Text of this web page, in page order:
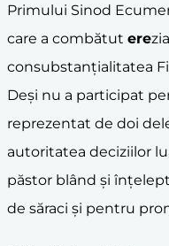
Primului Sinod
care a combătut erezia
consubstanțialitatea
Deși nu a participat
reprezentat de doi
autoritatea deciziilor
păstor blând și
de săraci și pentru